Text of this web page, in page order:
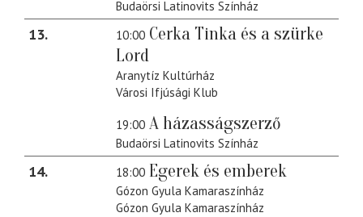
Budaörsi Latinovits Színház
13 10:00 Cerka Tinka és a szürke
Lord
Aranytíz Kultúrház
Városi Ifjúsági Klub
19:00 A házasságszerző
Budaörsi Latinovits Színház
14 18:00 Egerek és emberek
Gózon Gyula Kamaraszínház
Gózon Gyula Kamaraszínház